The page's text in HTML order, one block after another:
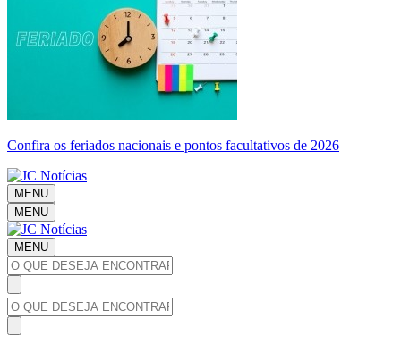
Confira os feriados nacionais e pontos facultativos de 2026
MENU
MENU
MENU